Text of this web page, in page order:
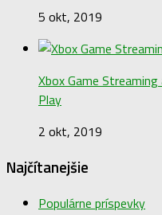
5 okt, 2019
Xbox Game
Play
2 okt, 2019
Najčítanejšie
Populárne príspevky